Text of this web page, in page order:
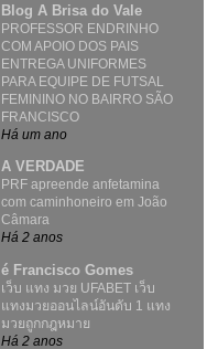
Blog A Brisa do Vale
PROFESSOR ENDRINHO
COM APOIO DOS PAIS
ENTREGA UNIFORMES
PARA EQUIPE DE FUTSAL
FEMININO NO BAIRRO SÃO
FRANCISCO
Há um ano
A VERDADE
PRF apreende anfetamina
com caminhoneiro em João
Câmara
Há 2 anos
é Francisco Gomes
เว็บ แทง มวย UFABET เว็บ
แทงมวยออนไลน์อันดับ 1 แทง
มวยถูกกฎหมาย
Há 2 anos